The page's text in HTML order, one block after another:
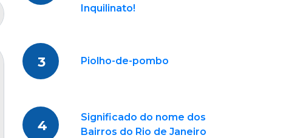
Inquilinato!
3 Piolho-de-pombo
4
Significado do nome dos
Bairros do Rio de Janeiro